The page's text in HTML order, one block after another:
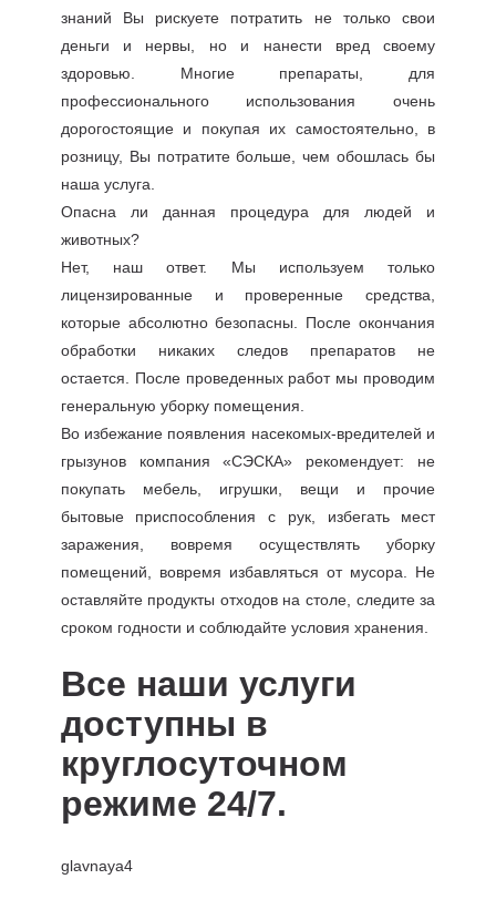
знаний Вы рискуете потратить не только свои
деньги и нервы, но и нанести вред своему
здоровью. Многие препараты, для
профессионального использования очень
дорогостоящие и покупая их самостоятельно, в
розницу, Вы потратите больше, чем обошлась бы
наша услуга.
Опасна ли данная процедура для людей и
животных?
Нет, наш ответ. Мы используем только
лицензированные и проверенные средства,
которые абсолютно безопасны. После окончания
обработки никаких следов препаратов не
остается. После проведенных работ мы проводим
генеральную уборку помещения.
Во избежание появления насекомых-вредителей и
грызунов компания «СЭСКА» рекомендует: не
покупать мебель, игрушки, вещи и прочие
бытовые приспособления с рук, избегать мест
заражения, вовремя осуществлять уборку
помещений, вовремя избавляться от мусора. Не
оставляйте продукты отходов на столе, следите за
сроком годности и соблюдайте условия хранения.
Все наши услуги
доступны в
круглосуточном
режиме 24/7.